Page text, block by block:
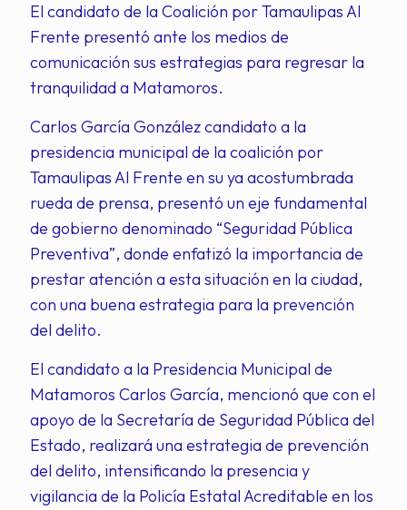
El candidato de la Coalición por Tamaulipas Al
Frente presentó ante los medios de
comunicación sus estrategias para regresar la
tranquilidad a Matamoros.
Carlos García González candidato a la
presidencia municipal de la coalición por
Tamaulipas Al Frente en su ya acostumbrada
rueda de prensa, presentó un eje fundamental
de gobierno denominado “Seguridad Pública
Preventiva”, donde enfatizó la importancia de
prestar atención a esta situación en la ciudad,
con una buena estrategia para la prevención
del delito.
El candidato a la Presidencia Municipal de
Matamoros Carlos García, mencionó que con el
apoyo de la Secretaría de Seguridad Pública del
Estado, realizará una estrategia de prevención
del delito, intensificando la presencia y
vigilancia de la Policía Estatal Acreditable en los